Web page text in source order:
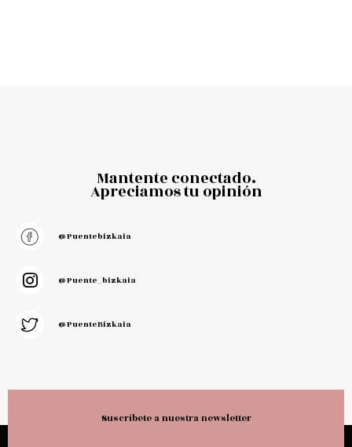
Mantente conectado.
Apreciamos tu opinión
@puentebizkaia
@puente_bizkaia
@PuenteBizkaia
Suscríbete a nuestra newsletter